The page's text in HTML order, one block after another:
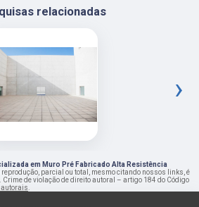
relacionadas
›
em Muro Pré Fabricado Alta Resistência
reprodução, parcial ou total, mesmo citando nossos links, é
de violação de direito autoral – artigo 184 do Código
autorais.